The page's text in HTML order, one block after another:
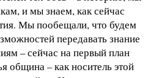
и мы знаем, как сейчас
Мы пообещали, что будем
передавать знание
– сейчас на первый план
община – как носитель этой